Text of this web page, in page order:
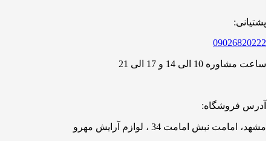
پشتیانی:
09026820222
ساعت مشاوره 10 الی 14 و 17 الی 21
آدرس فروشگاه:
مشهد، امامت نبش امامت 34 ، لوازم آرایش مهرو